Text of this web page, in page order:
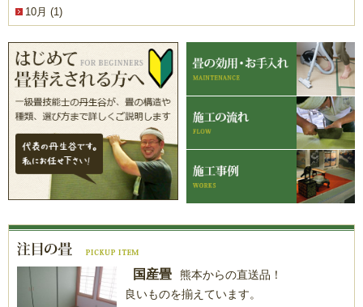
10月 (1)
国産畳
熊本からの直送品！
良いものを揃えています。